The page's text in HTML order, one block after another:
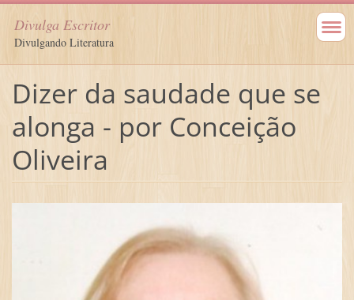
Divulga Escritor
Divulgando Literatura
Dizer da saudade que se
alonga - por Conceição
Oliveira